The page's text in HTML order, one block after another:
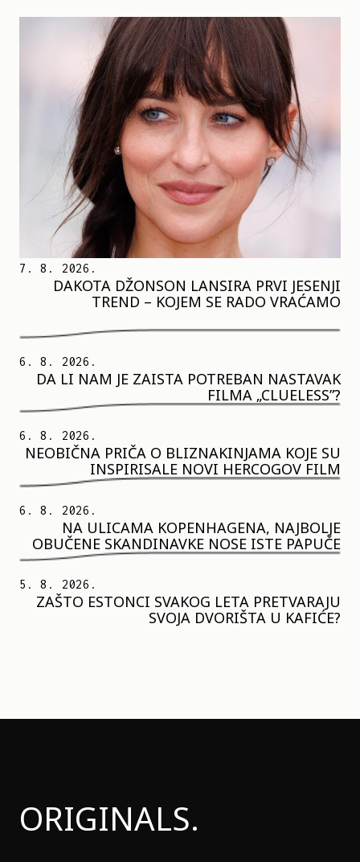
7. 8. 2026.
DAKOTA DŽONSON LANSIRA PRVI JESENJI
TREND – KOJEM SE RADO VRAĆAMO
6. 8. 2026.
DA LI NAM JE ZAISTA POTREBAN NASTAVAK
FILMA „CLUELESS”?
6. 8. 2026.
NEOBIČNA PRIČA O BLIZNAKINJAMA KOJE SU
INSPIRISALE NOVI HERCOGOV FILM
6. 8. 2026.
NA ULICAMA KOPENHAGENA, NAJBOLJE
OBUČENE SKANDINAVKE NOSE ISTE PAPUČE
5. 8. 2026.
ZAŠTO ESTONCI SVAKOG LETA PRETVARAJU
SVOJA DVORIŠTA U KAFIĆE?
ORIGINALS.